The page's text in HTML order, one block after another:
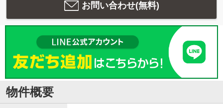
お問い合わせ(無料)
物件概要